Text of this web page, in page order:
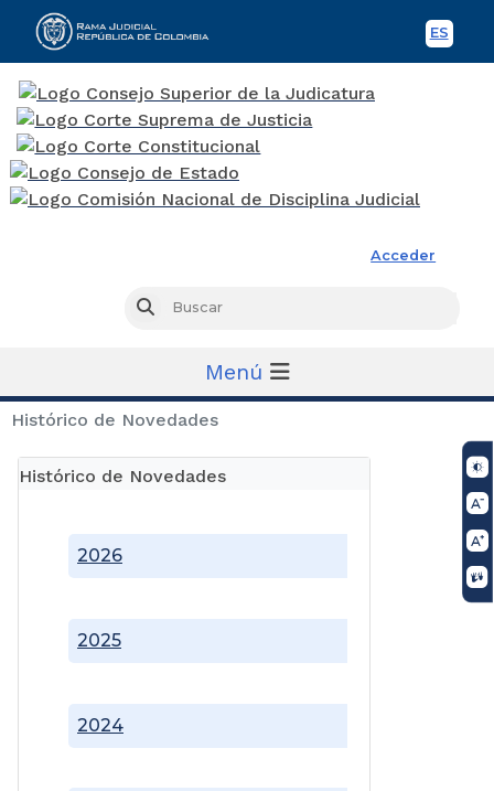
ES
Acceder
Buscar
Menú
Histórico de Novedades
Histórico de Novedades
2024
2025
2026